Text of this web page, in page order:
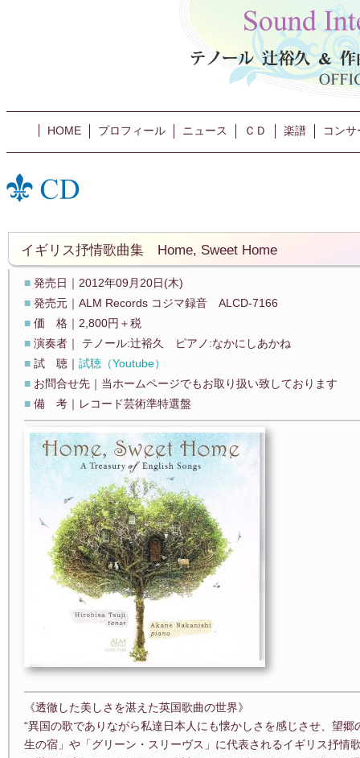
HOME プロフィール ニュース ＣＤ 楽譜 コン
イギリス抒情歌曲集 Home, Sweet Home
■ 発売日｜2012年09月20日(木)
■ 発売元｜ALM Records コジマ録音 ALCD-7166
■ 価 格｜2,800円＋税
■ 演奏者｜ テノール:辻裕久 ピアノ:なかにしあかね
■ 試 聴｜ 試聴（Youtube）
■ お問合せ先｜当ホームページでもお取り扱い致しております
■ 備 考｜レコード芸術準特選盤
《透徹した美しさを湛えた英国歌曲の世界》
“異国の歌でありながら私達日本人にも懐かしさを感じさせ、望
生の宿」や「グリーン・スリーヴス」に代表されるイギリス抒情